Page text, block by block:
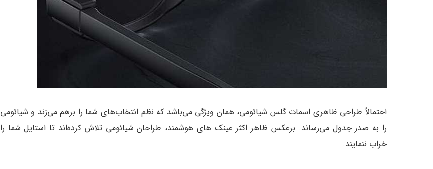
احتمالاً طراحی ظاهری اسمات گلس شیائومی، همان ویژگی می‌باشد که نظم انتخاب‌های شما را برهم می‌زند و شیائومی
را به صدر جدول می‌رساند. برعکس ظاهر اکثر عینک‌ های هوشمند، طراحان شیائومی تلاش کرده‌اند تا استایل شما را
خراب ننمایند.